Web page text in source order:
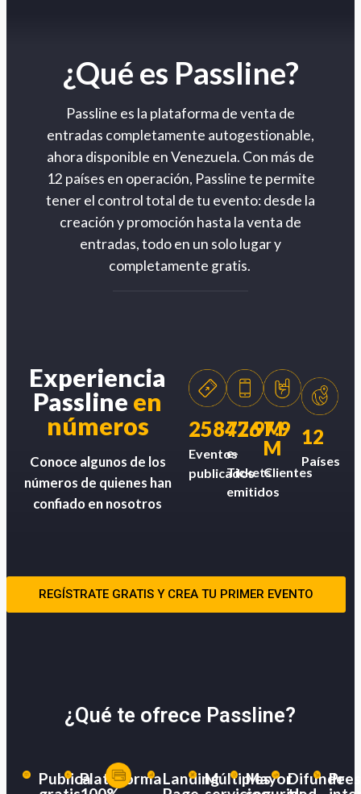
¿Qué es Passline?
Passline es la plataforma de venta de
entradas completamente autogestionable,
ahora disponible en Venezuela. Con más de
12 países en operación, Passline te permite
tener el control total de tu evento: desde la
creación y promoción hasta la venta de
entradas, todo en un solo lugar y
completamente gratis.
Experiencia
Passline en
números
Conoce algunos de los
números de quienes han
confiado en nosotros
258426
Eventos
publicados
77.9M
e-
Tickets
emitidos
7.9
M
Clientes
12
Países
REGÍSTRATE GRATIS Y CREA TU PRIMER EVENTO
¿Qué te ofrece Passline?
PublicaPlataformaLandingMúltiplesMayorDifunde